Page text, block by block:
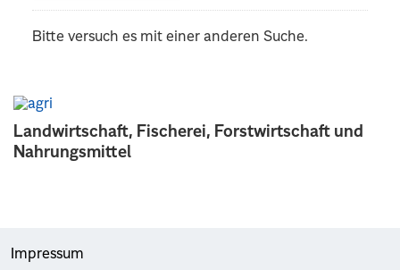
Landwirtschaft, Fischerei, Forstwirtschaft und
Nahrungsmittel
Bitte versuch es mit einer anderen Suche.
Impressum